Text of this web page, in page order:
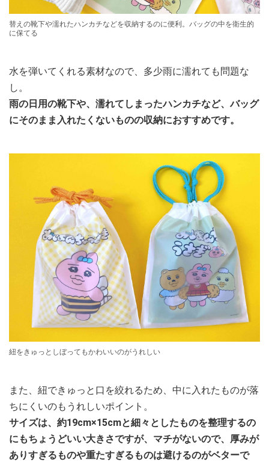
替えの靴下や濡れたハンカチなどを収納するのに便利。バッグの中を衛生的
に保てる
水を弾いてくれる素材なので、多少雨に濡れても問題な
し。
雨の日用の靴下や、濡れてしまったハンカチなど、バッグ
にそのまま入れたくないものの収納におすすめです。
紐をきゅっとしぼってもかわいいのがうれしい
また、紐できゅっと口を絞れるため、中に入れたものが落
ちにくいのもうれしいポイント。
サイズは、約19cm×15cmと細々としたものを整理するの
にもちょうどいい大きさですが、マチがないので、厚みが
ありすぎるものや重たすぎるものは避けるのがベターで